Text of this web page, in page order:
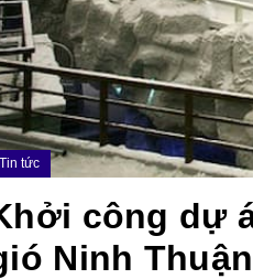
Tin tức
công dự
Ninh Thuận